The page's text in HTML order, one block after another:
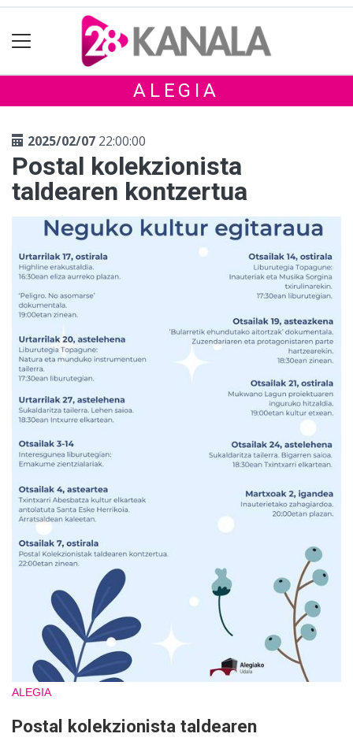
ALEGIA
2025/02/07 22:00:00
Postal kolekzionista
taldearen kontzertua
ALEGIA
Postal kolekzionista taldearen